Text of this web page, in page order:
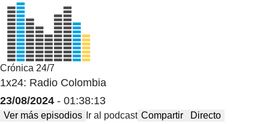
Crónica 24/7
1x24: Radio Colombia
23/08/2024 - 01:38:13
Ver más episodios Ir al podcast Compartir Directo